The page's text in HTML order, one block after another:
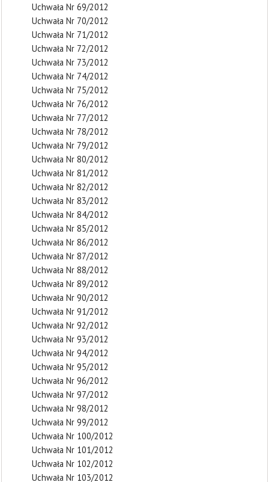
Uchwała Nr 69/2012
Uchwała Nr 70/2012
Uchwała Nr 71/2012
Uchwała Nr 72/2012
Uchwała Nr 73/2012
Uchwała Nr 74/2012
Uchwała Nr 75/2012
Uchwała Nr 76/2012
Uchwała Nr 77/2012
Uchwała Nr 78/2012
Uchwała Nr 79/2012
Uchwała Nr 80/2012
Uchwała Nr 81/2012
Uchwała Nr 82/2012
Uchwała Nr 83/2012
Uchwała Nr 84/2012
Uchwała Nr 85/2012
Uchwała Nr 86/2012
Uchwała Nr 87/2012
Uchwała Nr 88/2012
Uchwała Nr 89/2012
Uchwała Nr 90/2012
Uchwała Nr 91/2012
Uchwała Nr 92/2012
Uchwała Nr 93/2012
Uchwała Nr 94/2012
Uchwała Nr 95/2012
Uchwała Nr 96/2012
Uchwała Nr 97/2012
Uchwała Nr 98/2012
Uchwała Nr 99/2012
Uchwała Nr 100/2012
Uchwała Nr 101/2012
Uchwała Nr 102/2012
Uchwała Nr 103/2012